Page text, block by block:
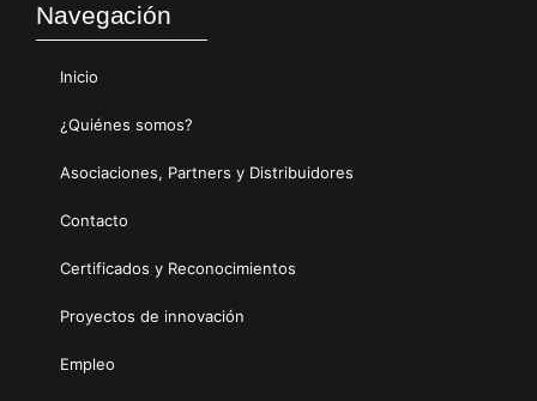
Navegación
Inicio
¿Quiénes somos?
Asociaciones, Partners y Distribuidores
Contacto
Certificados y Reconocimientos
Proyectos de innovación
Empleo